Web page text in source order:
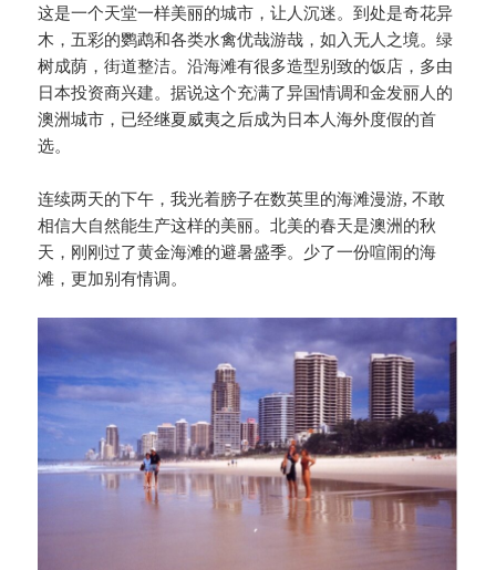
这是一个天堂一样美丽的城市，让人沉迷。到处是奇花异
木，五彩的鹦鹉和各类水禽优哉游哉，如入无人之境。绿
树成荫，街道整洁。沿海滩有很多造型别致的饭店，多由
日本投资商兴建。据说这个充满了异国情调和金发丽人的
澳洲城市，已经继夏威夷之后成为日本人海外度假的首
选。
连续两天的下午，我光着膀子在数英里的海滩漫游, 不敢
相信大自然能生产这样的美丽。北美的春天是澳洲的秋
天，刚刚过了黄金海滩的避暑盛季。少了一份喧闹的海
滩，更加别有情调。